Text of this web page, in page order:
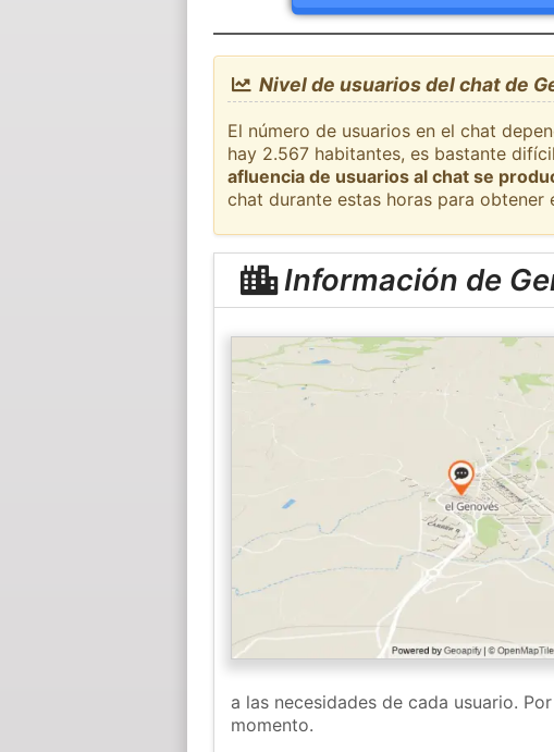
Nivel de usuarios del chat de
El número de usuarios en el chat
hay 2.567 habitantes, es bastante
afluencia de usuarios al chat se
chat durante estas horas para
Información de
a las necesidades de cada usuario.
momento.